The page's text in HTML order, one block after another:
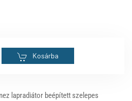
Kosárba
lapradiátor beépített szelepes